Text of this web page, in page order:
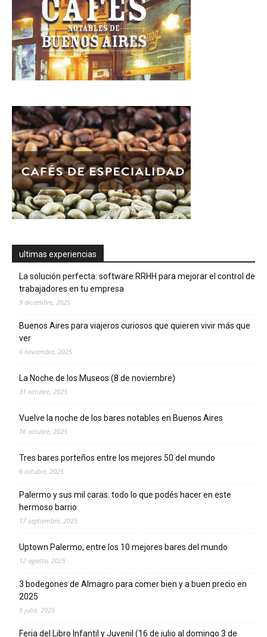
ultimas experiencias
La solución perfecta: software RRHH para mejorar el control de
trabajadores en tu empresa
9 diciembre, 2025
Buenos Aires para viajeros curiosos que quieren vivir más que
ver
6 noviembre, 2025
La Noche de los Museos (8 de noviembre)
31 octubre, 2025
Vuelve la noche de los bares notables en Buenos Aires
16 octubre, 2025
Tres bares porteños entre los mejores 50 del mundo
6 octubre, 2025
Palermo y sus mil caras: todo lo que podés hacer en este
hermoso barrio
17 septiembre, 2025
Uptown Palermo, entre los 10 mejores bares del mundo
12 agosto, 2025
3 bodegones de Almagro para comer bien y a buen precio en
2025
9 julio, 2025
Feria del Libro Infantil y Juvenil (16 de julio al domingo 3 de